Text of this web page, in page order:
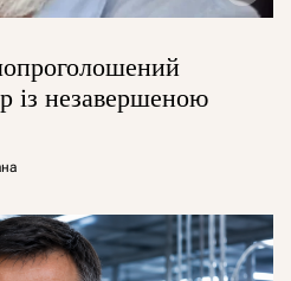
із незавершеною